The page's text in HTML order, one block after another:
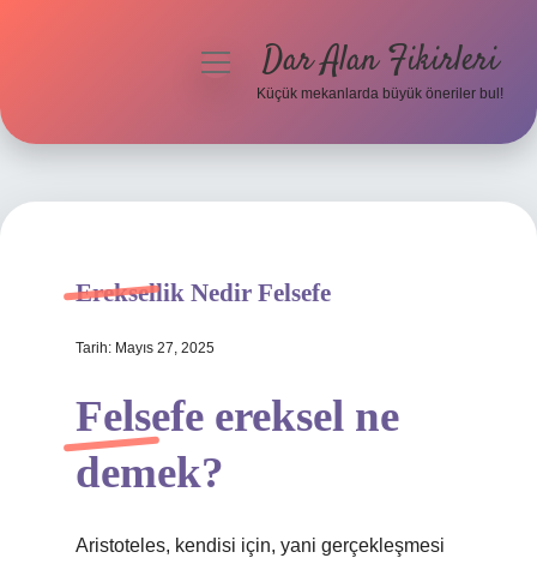
Hakkımızda
menüyüDar Alan Fikirleri
Küçük mekanlarda büyük öneriler bul!
Ereksellik Nedir Felsefe
Tarih: Mayıs 27, 2025
Felsefe ereksel ne
demek?
Aristoteles, kendisi için, yani gerçekleşmesi